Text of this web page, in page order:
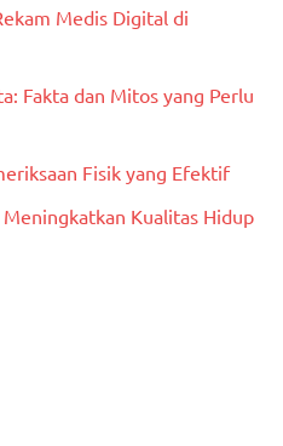
Medis Digital di
Fakta dan Mitos yang Perlu
Fisik yang Efektif
Kualitas Hidup